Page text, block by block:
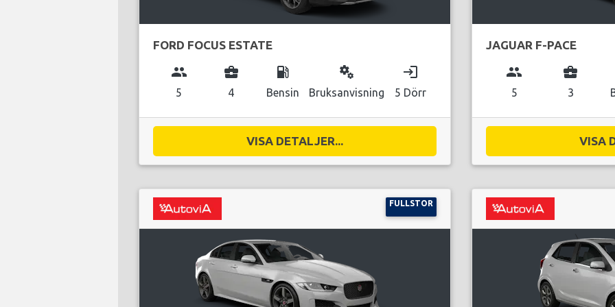
FORD FOCUS ESTATE
group
5
business_center
4
local_gas_station
Bensin
miscellaneous_services
Bruksanvisning
login
5 Dörr
VISA DETALJER...
JAGUAR F-PACE
group
5
business_center
3
VISA
FULLSTOR